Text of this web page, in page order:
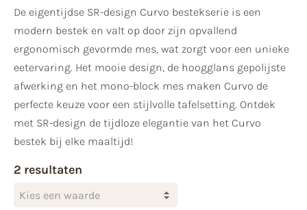
De eigentijdse SR-design Curvo bestekserie is een
modern bestek en valt op door zijn opvallend
ergonomisch gevormde mes, wat zorgt voor een unieke
eetervaring. Het mooie design, de hoogglans gepolijste
afwerking en het mono-block mes maken Curvo de
perfecte keuze voor een stijlvolle tafelsetting. Ontdek
met SR-design de tijdloze elegantie van het Curvo
bestek bij elke maaltijd!
2 resultaten
Kies een waarde